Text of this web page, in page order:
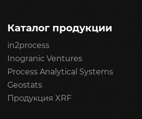
Каталог продукции
in2process
Inogranic Ventures
Process Analytical Systems
Geostats
Продукция XRF